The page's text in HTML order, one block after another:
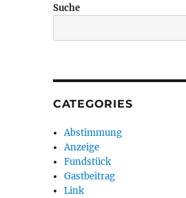
Suche
CATEGORIES
Abstimmung
Anzeige
Fundstück
Gastbeitrag
Link